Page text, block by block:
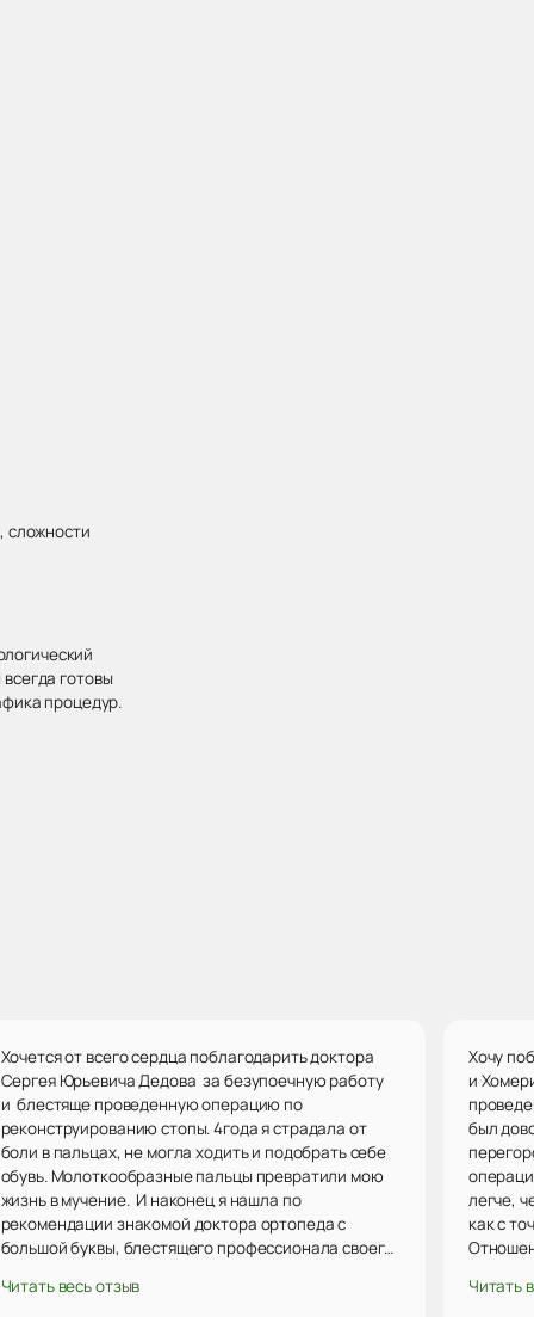
сложности
готовы
процедур.
Хочется от всего сердца поблагодарить доктора
Сергея Юрьевича Дедова за безупоечную работу
и блестяще проведенную операцию по
реконструированию стопы. 4года я страдала от
боли в пальцах, не могла ходить и подобрать себе
обувь. Молоткообразные пальцы превратили мою
жизнь в мучение. И наконец я нашла по
рекомендации знакомой доктора ортопеда с
большой буквы, блестящего профессионала своего
страданий. Не поверить ему невозможно. Я
Читать весь отзыв
Хочу
и
был
легче,
как с
попала
Читать